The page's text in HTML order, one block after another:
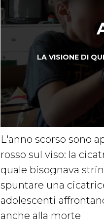
LA VISIONE DI
L'anno scorso sono
rosso sul viso: la
quale bisognava
spuntare una
adolescenti
anche alla morte